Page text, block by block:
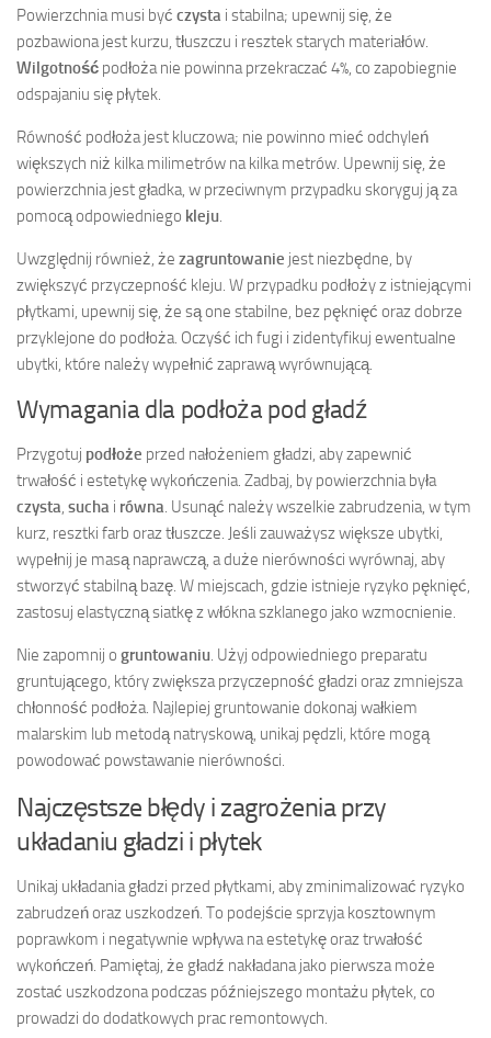
Powierzchnia musi być czysta i stabilna; upewnij się, że
pozbawiona jest kurzu, tłuszczu i resztek starych materiałów.
Wilgotność podłoża nie powinna przekraczać 4%, co zapobiegnie
odspajaniu się płytek.
Równość podłoża jest kluczowa; nie powinno mieć odchyleń
większych niż kilka milimetrów na kilka metrów. Upewnij się, że
powierzchnia jest gładka, w przeciwnym przypadku skoryguj ją za
pomocą odpowiedniego kleju
Uwzględnij również, że zagruntowanie jest niezbędne, by
zwiększyć przyczepność kleju. W przypadku podłoży z istniejącymi
płytkami, upewnij się, że są one stabilne, bez pęknięć oraz dobrze
przyklejone do podłoża. Oczyść ich fugi i zidentyfikuj ewentualne
ubytki, które należy wypełnić zaprawą wyrównującą.
Wymagania dla podłoża pod gładź
Przygotuj podłoże przed nałożeniem gładzi, aby zapewnić
trwałość i estetykę wykończenia. Zadbaj, by powierzchnia była
czysta sucha i równa . Usunąć należy wszelkie zabrudzenia, w tym
kurz, resztki farb oraz tłuszcze. Jeśli zauważysz większe ubytki,
wypełnij je masą naprawczą, a duże nierówności wyrównaj, aby
stworzyć stabilną bazę. W miejscach, gdzie istnieje ryzyko pęknięć,
zastosuj elastyczną siatkę z włókna szklanego jako wzmocnienie.
Nie zapomnij o gruntowaniu . Użyj odpowiedniego preparatu
gruntującego, który zwiększa przyczepność gładzi oraz zmniejsza
chłonność podłoża. Najlepiej gruntowanie dokonaj wałkiem
malarskim lub metodą natryskową, unikaj pędzli, które mogą
powodować powstawanie nierówności.
Najczęstsze błędy i zagrożenia przy
układaniu gładzi i płytek
Unikaj układania gładzi przed płytkami, aby zminimalizować ryzyko
zabrudzeń oraz uszkodzeń. To podejście sprzyja kosztownym
poprawkom i negatywnie wpływa na estetykę oraz trwałość
wykończeń. Pamiętaj, że gładź nakładana jako pierwsza może
zostać uszkodzona podczas późniejszego montażu płytek, co
prowadzi do dodatkowych prac remontowych.